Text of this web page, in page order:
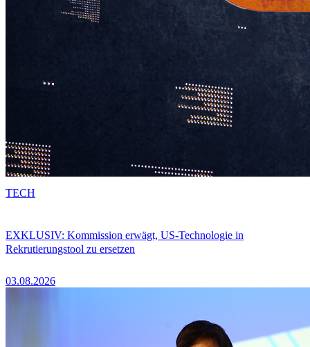
EXKLUSIV: Kommission erwägt, US-Technologie in
Rekrutierungstool zu ersetzen
03.08.2026
TECH